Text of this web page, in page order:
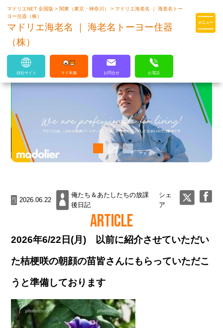
マドリエはLIXILの厳しい基準を
マドリエNET 全国版> 関東（東京・神奈川）>マドリエ海老名 ｜ 海老名トー
ヨー住器（株）
マドリエ海老名 ｜ 海老名トーヨー住器
（株）
自社サイト マド本舗 お問合せ お電話
2026.06.22
俺たち＆あたしたちの放課
後日記
シェ
ア
ARTICLE
2026年6/22日(月) 以前に紹介させていただい
た桔梗咲の朝顔の苗皆さんにもらっていただこ
うと準備しております